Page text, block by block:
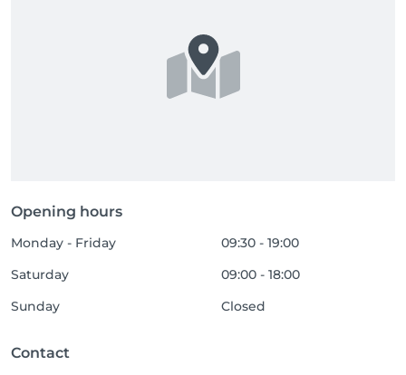
Opening hours
Monday - Friday
09:30 - 19:00
Saturday
09:00 - 18:00
Sunday
Closed
Contact